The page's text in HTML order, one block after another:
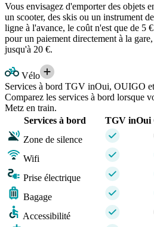
Vous envisagez d'emporter des objets
un scooter, des skis ou un instrument
ligne à l'avance, le coût n'est que de 5
pour un paiement directement à la
jusqu'à 20 €.
Vélo
Services à bord TGV inOui, OUIGO
Comparez les services à bord lorsque
Metz en train.
Services à bord
TGV inOui
Zone de silence
Wifi
Prise électrique
Bagage
Accessibilité